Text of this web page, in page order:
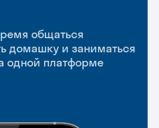
общаться
домашку и заниматься
одной платформе
новые слова где
практики
с преподавателями